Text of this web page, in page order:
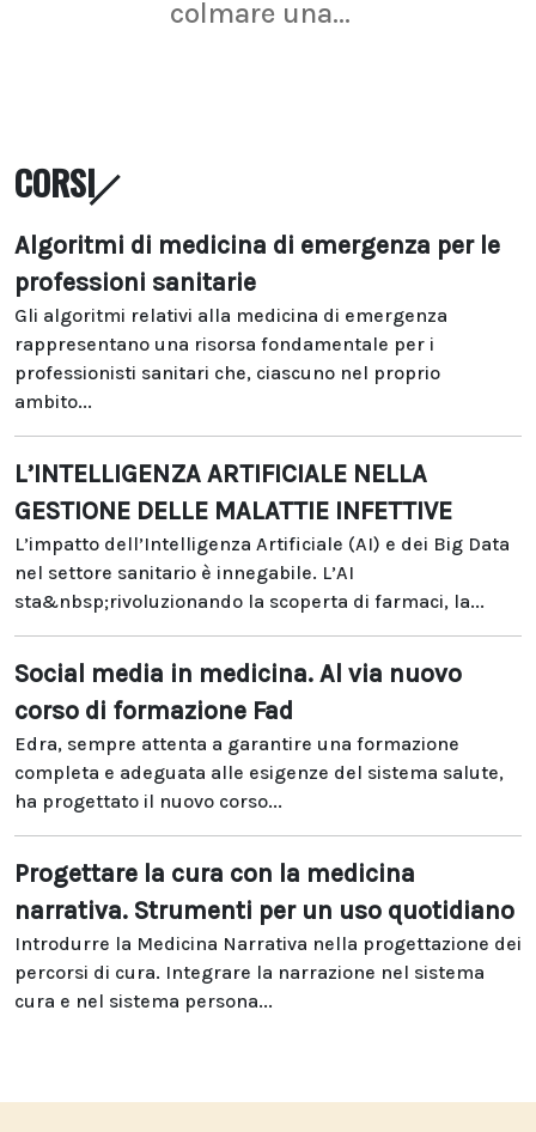
colmare una...
CORSI
Algoritmi di medicina di emergenza per le
professioni sanitarie
Gli algoritmi relativi alla medicina di emergenza
rappresentano una risorsa fondamentale per i
professionisti sanitari che, ciascuno nel proprio
ambito...
L’INTELLIGENZA ARTIFICIALE NELLA
GESTIONE DELLE MALATTIE INFETTIVE
L’impatto dell’Intelligenza Artificiale (AI) e dei Big Data
nel settore sanitario è innegabile. L’AI
sta&nbsp;rivoluzionando la scoperta di farmaci, la...
Social media in medicina. Al via nuovo
corso di formazione Fad
Edra, sempre attenta a garantire una formazione
completa e adeguata alle esigenze del sistema salute,
ha progettato il nuovo corso...
Progettare la cura con la medicina
narrativa. Strumenti per un uso quotidiano
Introdurre la Medicina Narrativa nella progettazione dei
percorsi di cura. Integrare la narrazione nel sistema
cura e nel sistema persona...